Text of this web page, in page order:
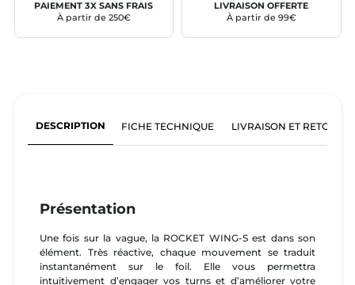
PAIEMENT 3X SANS FRAIS
À partir de 250€
LIVRAISON OFFERTE
À partir de 99€
DESCRIPTION FICHE TECHNIQUE LIVRAISON ET RETOURS
Présentation
Une fois sur la vague, la ROCKET WING-S est dans son
élément. Très réactive, chaque mouvement se traduit
instantanément sur le foil. Elle vous permettra
intuitivement d’engager vos turns et d’améliorer votre